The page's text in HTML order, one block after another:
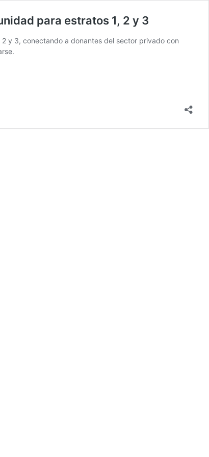
para estratos 1, 2 y 3
y 3, conectando a donantes del sector privado con